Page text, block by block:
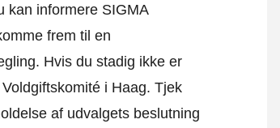
kan informere SIGMA
frem til en
Hvis du stadig ikke er
i Haag. Tjek
af udvalgets beslutning